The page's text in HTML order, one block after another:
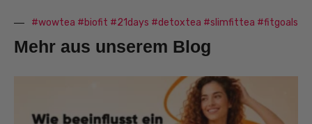
#wowtea #biofit #21days #detoxtea #slimfittea #fitgoals
Mehr aus unserem Blog